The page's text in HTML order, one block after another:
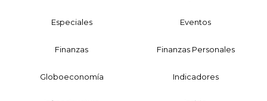
Especiales Eventos
Finanzas Finanzas Personales
Globoeconomía Indicadores